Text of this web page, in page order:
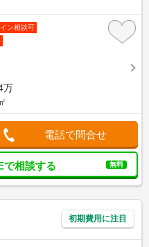
ン相談可
万
電話で問合せ
で相談する 無料
初期費用に注目